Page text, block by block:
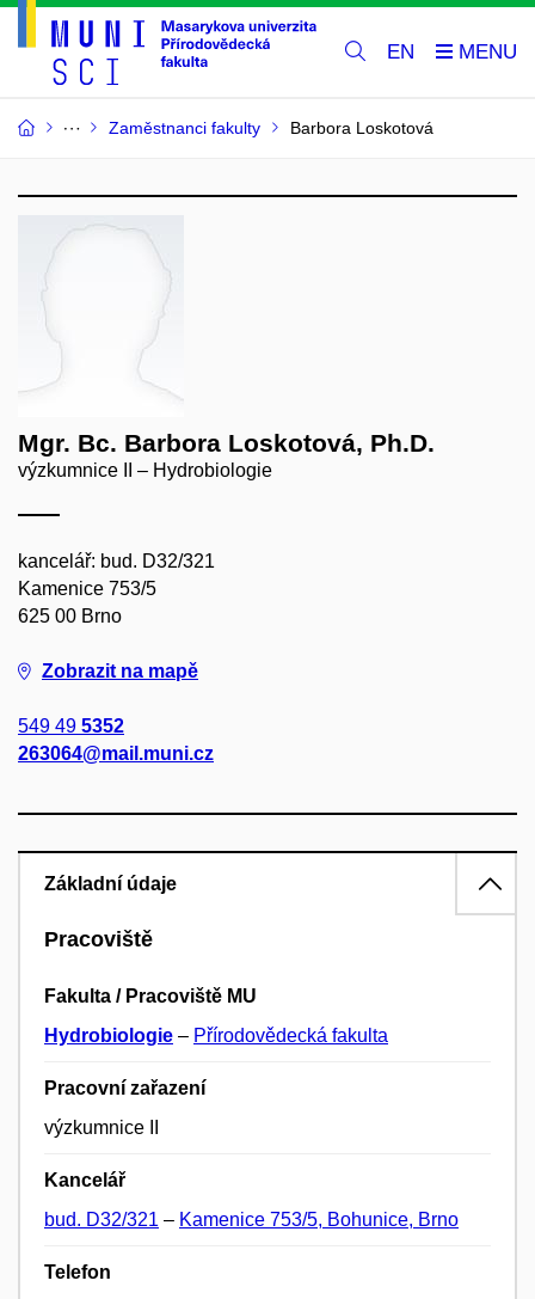
EN
Zaměstnanci fakulty Barbora Loskotová
Mgr. Bc. Barbora Loskotová, Ph.D.
výzkumnice II – Hydrobiologie
kancelář: bud. D32/321
Kamenice 753/5
625 00 Brno
Zobrazit na mapě
549 49 5352
263064@mail.muni.cz
Základní údaje
Pracoviště
Fakulta / Pracoviště MU
Hydrobiologie – Přírodovědecká fakulta
Pracovní zařazení
výzkumnice II
Kancelář
bud. D32/321 – Kamenice 753/5, Bohunice, Brno
Telefon